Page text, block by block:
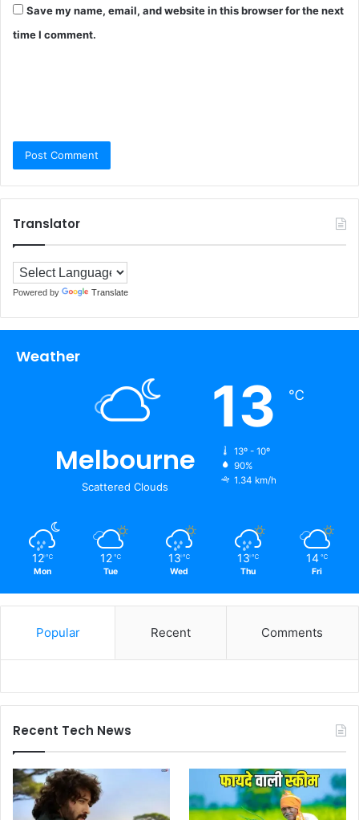
Save my name, email, and website in this browser for the next
time I comment.
Translator
Powered by Translate
Weather
Melbourne
Scattered Clouds
13 ℃
13º - 10º
90%
1.34 km/h
12 ℃
Mon
12 ℃
Tue
13 ℃
Wed
13 ℃
Thu
14 ℃
Fri
Popular Recent Comments
Recent Tech News